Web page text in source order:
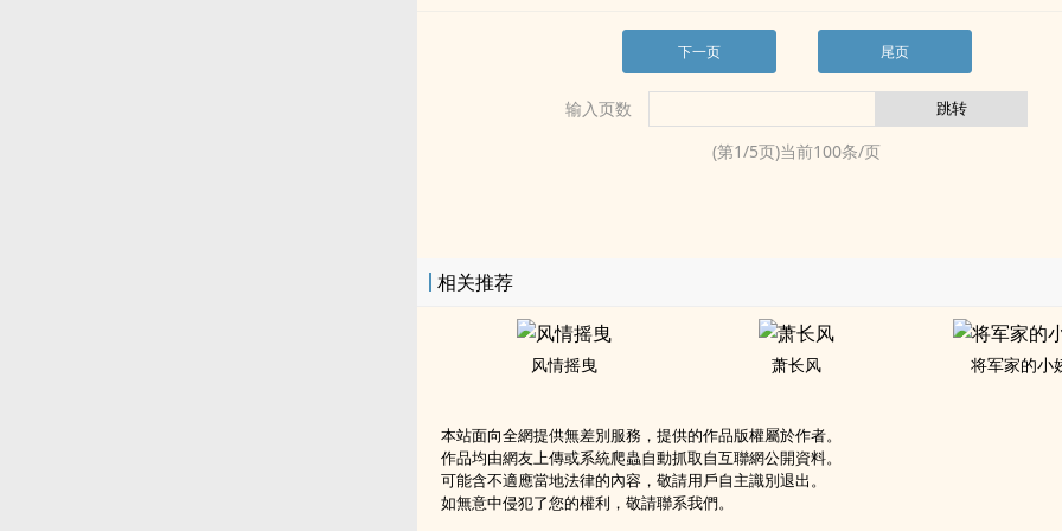
下一页 尾页
输入页数
(第1/5页)当前100条/页
相关推荐
风情摇曳 萧长风 将军家的小
本站面向全網提供無差別服務，提供的作品版權屬於作者。
作品均由網友上傳或系統爬蟲自動抓取自互聯網公開資料。
可能含不適應當地法律的內容，敬請用戶自主識別退出。
如無意中侵犯了您的權利，敬請聯系我們。